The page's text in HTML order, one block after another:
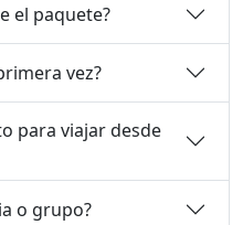
el paquete?
vez?
para viajar desde
o grupo?